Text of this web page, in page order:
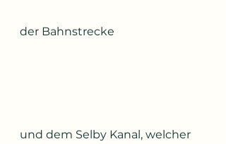
der Bahnstrecke
und dem Selby Kanal, welcher